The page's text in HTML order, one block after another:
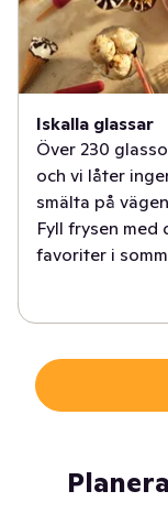
Iskalla glassar
Över 230
och vi låter
smälta på
Fyll frysen med
favoriter i